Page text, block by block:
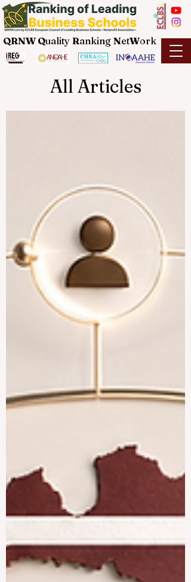
QRNW Quality Ranking NetWork
All Articles